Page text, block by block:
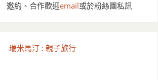
邀約、合作歡迎email或於粉絲團私訊
瑞米馬汀 : 親子旅行